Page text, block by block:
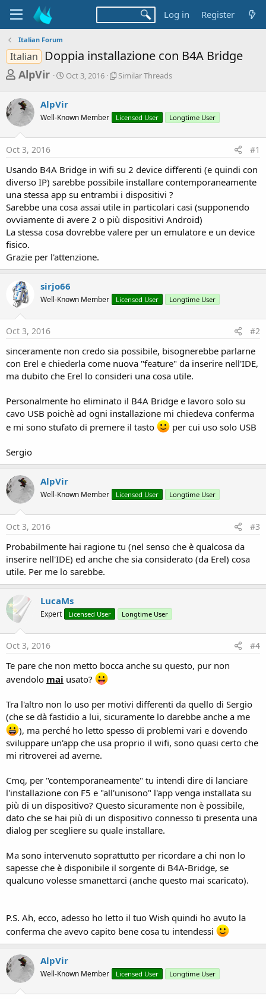
Log in Register
Italian Forum
Italian Doppia installazione con B4A Bridge
T
r
e
a
d
t
a
r
t
e
r
AlpVir
S
r
t
a
Oct 3, 2016
S
l
a
r
r
e
a
d
s
Similar Threads
AlpVir
Well-Known Member Licensed User Longtime User
Oct 3, 2016 #1
Usando B4A Bridge in wifi su 2 device differenti (e quindi con
diverso IP) sarebbe possibile installare contemporaneamente
una stessa app su entrambi i dispositivi ?
Sarebbe una cosa assai utile in particolari casi (supponendo
ovviamente di avere 2 o più dispositivi Android)
La stessa cosa dovrebbe valere per un emulatore e un device
fisico.
Grazie per l'attenzione.
sirjo66
Well-Known Member Licensed User Longtime User
Oct 3, 2016 #2
sinceramente non credo sia possibile, bisognerebbe parlarne
con Erel e chiederla come nuova "feature" da inserire nell'IDE,
ma dubito che Erel lo consideri una cosa utile.
Personalmente ho eliminato il B4A Bridge e lavoro solo su
cavo USB poichè ad ogni installazione mi chiedeva conferma
e mi sono stufato di premere il tasto
per cui uso solo USB
Sergio
AlpVir
Well-Known Member Licensed User Longtime User
Oct 3, 2016 #3
Probabilmente hai ragione tu (nel senso che è qualcosa da
inserire nell'IDE) ed anche che sia considerato (da Erel) cosa
utile. Per me lo sarebbe.
LucaMs
Expert Licensed User Longtime User
Oct 3, 2016 #4
Te pare che non metto bocca anche su questo, pur non
avendolo mai usato?
Tra l'altro non lo uso per motivi differenti da quello di Sergio
(che se dà fastidio a lui, sicuramente lo darebbe anche a me
), ma perché ho letto spesso di problemi vari e dovendo
sviluppare un'app che usa proprio il wifi, sono quasi certo che
mi ritroverei ad averne.
Cmq, per "contemporaneamente" tu intendi dire di lanciare
l'installazione con F5 e "all'unisono" l'app venga installata su
più di un dispositivo? Questo sicuramente non è possibile,
dato che se hai più di un dispositivo connesso ti presenta una
dialog per scegliere su quale installare.
Ma sono intervenuto soprattutto per ricordare a chi non lo
sapesse che è disponibile il sorgente di B4A-Bridge, se
qualcuno volesse smanettarci (anche questo mai scaricato).
P.S. Ah, ecco, adesso ho letto il tuo Wish quindi ho avuto la
conferma che avevo capito bene cosa tu intendessi
AlpVir
Well-Known Member Licensed User Longtime User